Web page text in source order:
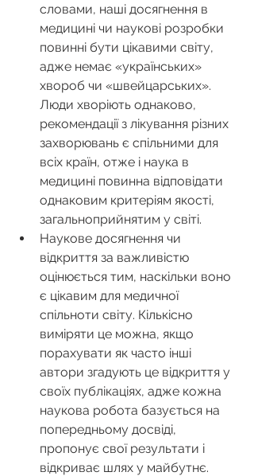
словами, наші досягнення в
медицині чи наукові розробки
повинні бути цікавими світу,
адже немає «українських»
хвороб чи «швейцарських».
Люди хворіють однаково,
рекомендації з лікування різних
захворювань є спільними для
всіх країн, отже і наука в
медицині повинна відповідати
однаковим критеріям якості,
загальноприйнятим у світі.
Наукове досягнення чи
відкриття за важливістю
оцінюється тим, наскільки воно
є цікавим для медичної
спільноти світу. Кількісно
виміряти це можна, якщо
порахувати як часто інші
автори згадують це відкриття у
своїх публікаціях, адже кожна
наукова робота базується на
попередньому досвіді,
пропонує свої результати і
відкриває шлях у майбутнє.